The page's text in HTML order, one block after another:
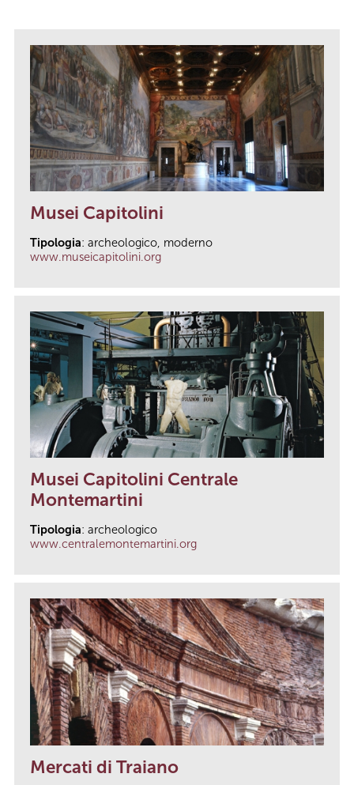
Musei Capitolini
Tipologia: archeologico, moderno
www.museicapitolini.org
Musei Capitolini Centrale
Montemartini
Tipologia: archeologico
www.centralemontemartini.org
Mercati di Traiano